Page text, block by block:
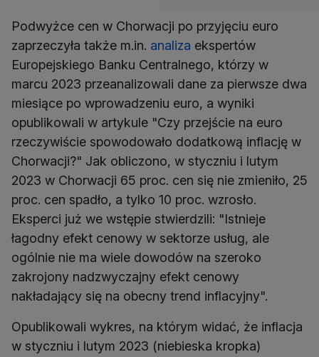
Podwyżce cen w Chorwacji po przyjęciu euro
zaprzeczyła także m.in. analiza ekspertów
Europejskiego Banku Centralnego, którzy w
marcu 2023 przeanalizowali dane za pierwsze dwa
miesiące po wprowadzeniu euro, a wyniki
opublikowali w artykule "Czy przejście na euro
rzeczywiście spowodowało dodatkową inflację w
Chorwacji?" Jak obliczono, w styczniu i lutym
2023 w Chorwacji 65 proc. cen się nie zmieniło, 25
proc. cen spadło, a tylko 10 proc. wzrosło.
Eksperci już we wstępie stwierdzili: "Istnieje
łagodny efekt cenowy w sektorze usług, ale
ogólnie nie ma wiele dowodów na szeroko
zakrojony nadzwyczajny efekt cenowy
nakładający się na obecny trend inflacyjny".
Opublikowali wykres, na którym widać, że inflacja
w styczniu i lutym 2023 (niebieska kropka)